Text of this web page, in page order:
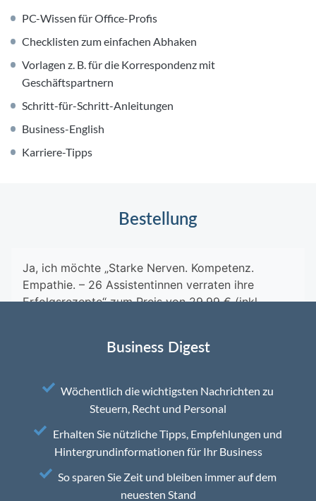
PC-Wissen für Office-Profis
Checklisten zum einfachen Abhaken
Vorlagen z. B. für die Korrespondenz mit
Geschäftspartnern
Schritt-für-Schritt-Anleitungen
Business-English
Karriere-Tipps
Bestellung
Business Digest
Wöchentlich die wichtigsten Nachrichten zu
Steuern, Recht und Personal
Erhalten Sie nützliche Tipps, Empfehlungen und
Hintergrundinformationen für Ihr Business
So sparen Sie Zeit und bleiben immer auf dem
neuesten Stand